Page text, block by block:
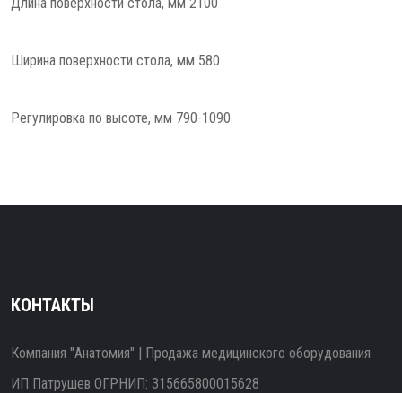
Ширина поверхности стола, мм 580
Регулировка по высоте, мм 790-1090
КОНТАКТЫ
Компания "Анатомия" | Продажа медицинского оборудования
ИП Патрушев ОГРНИП: 315665800015628